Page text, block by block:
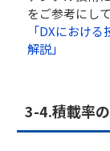
をご参考にし
「DXにおけ
解説」
3-4.積載率